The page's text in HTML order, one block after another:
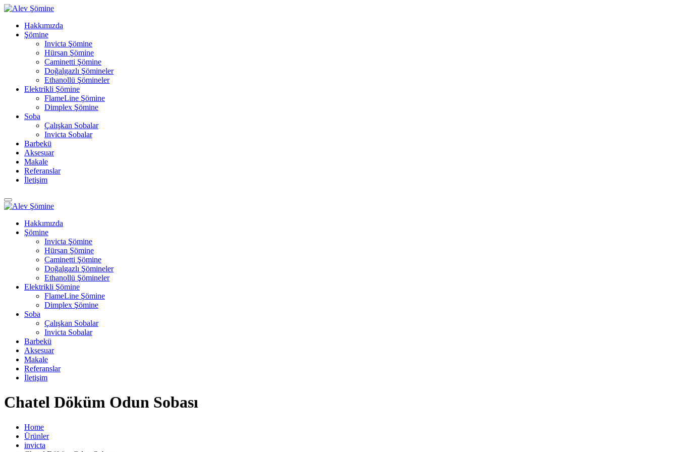
Hakkımızda
Şömine
Invicta Şömine
Hürsan Şömine
Caminetti Şömine
Doğalgazlı Şömineler
Ethanollü Şömineler
Elektrikli Şömine
FlameLine Şömine
Dimplex Şömine
Soba
Çalışkan Sobalar
Invicta Sobalar
Barbekü
Aksesuar
Makale
Referanslar
İletişim
Hakkımızda
Şömine
Invicta Şömine
Hürsan Şömine
Caminetti Şömine
Doğalgazlı Şömineler
Ethanollü Şömineler
Elektrikli Şömine
FlameLine Şömine
Dimplex Şömine
Soba
Çalışkan Sobalar
Invicta Sobalar
Barbekü
Aksesuar
Makale
Referanslar
İletişim
Chatel Döküm Odun Sobası
Home
Ürünler
invicta